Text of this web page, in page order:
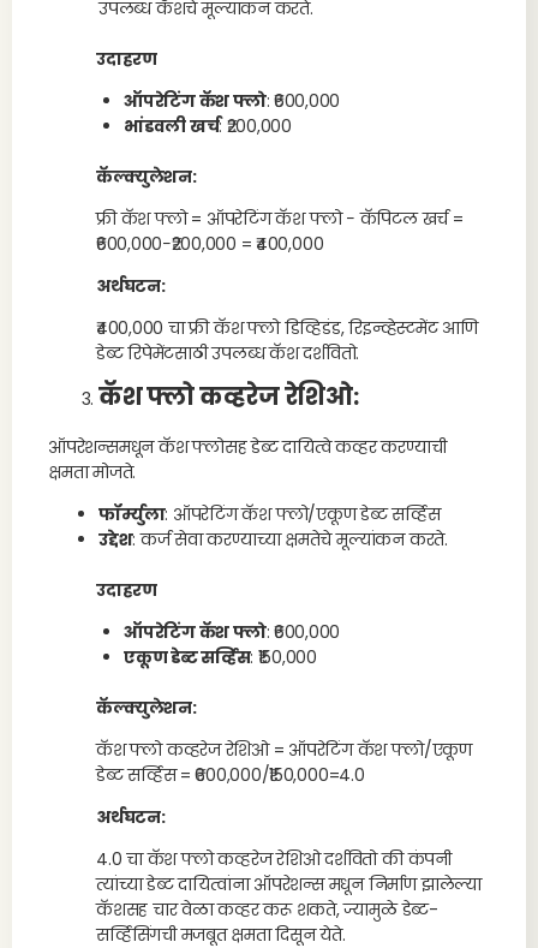
उपलब्ध कॅशचे मूल्यांकन करते.
उदाहरण
ऑपरेटिंग कॅश फ्लो: ₹600,000
भांडवली खर्च: ₹200,000
कॅल्क्युलेशन:
फ्री कॅश फ्लो = ऑपरेटिंग कॅश फ्लो − कॅपिटल खर्च =
₹600,000−₹200,000 = ₹400,000
अर्थघटन:
₹400,000 चा फ्री कॅश फ्लो डिव्हिडंड, रिइन्व्हेस्टमेंट आणि
डेब्ट रिपेमेंटसाठी उपलब्ध कॅश दर्शवितो.
कॅश फ्लो कव्हरेज रेशिओ:
ऑपरेशन्समधून कॅश फ्लोसह डेब्ट दायित्वे कव्हर करण्याची
क्षमता मोजते.
फॉर्म्युला: ऑपरेटिंग कॅश फ्लो/एकूण डेब्ट सर्व्हिस
उद्देश: कर्ज सेवा करण्याच्या क्षमतेचे मूल्यांकन करते.
उदाहरण
ऑपरेटिंग कॅश फ्लो: ₹600,000
एकूण डेब्ट सर्व्हिस: ₹150,000
कॅल्क्युलेशन:
कॅश फ्लो कव्हरेज रेशिओ = ऑपरेटिंग कॅश फ्लो/एकूण
डेब्ट सर्व्हिस = ₹600,000/₹150,000=4.0
अर्थघटन:
4.0 चा कॅश फ्लो कव्हरेज रेशिओ दर्शवितो की कंपनी
त्यांच्या डेब्ट दायित्वांना ऑपरेशन्स मधून निर्माण झालेल्या
कॅशसह चार वेळा कव्हर करू शकते, ज्यामुळे डेब्ट-
सर्व्हिसिंगची मजबूत क्षमता दिसून येते.